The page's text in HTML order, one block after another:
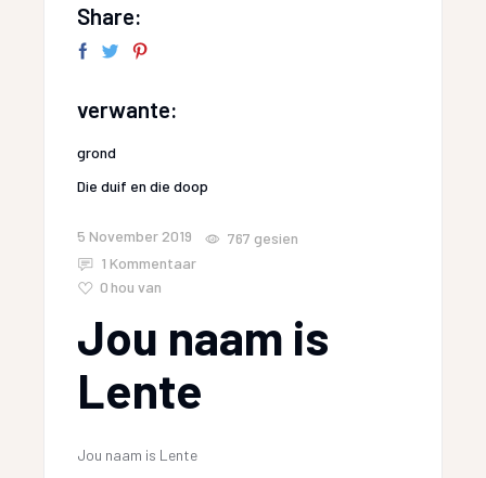
Share:
verwante:
grond
Die duif en die doop
5 November 2019 767 gesien
1 Kommentaar
0 hou van
Jou naam is
Lente
Jou naam is Lente